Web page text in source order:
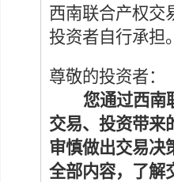
西南联合产权交
投资者自行承担。
尊敬的投资者：
您通过西南
交易、投资带来
审慎做出交易决
全部内容，了解